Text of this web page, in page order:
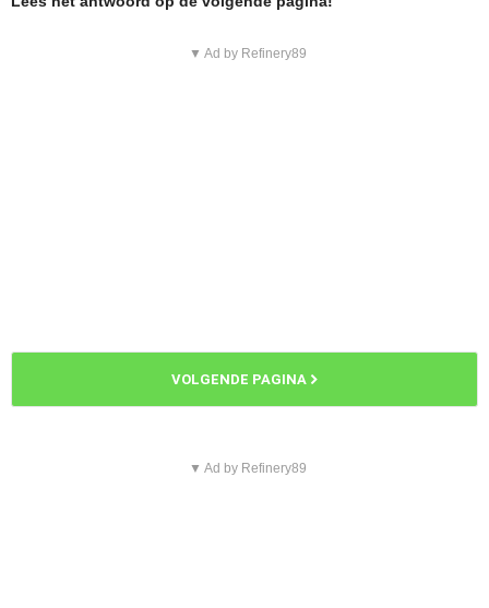
▼ Ad by Refinery89
VOLGENDE PAGINA
▼ Ad by Refinery89